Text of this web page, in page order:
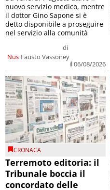
Nus
di
Fausto Vassoney
il 06/08/2026
nuovo servizio medico, mentre
il dottor Gino Sapone si è
detto disponibile a proseguire
nel servizio alla comunità
CRONACA
Terremoto editoria: il
Tribunale boccia il
concordato delle